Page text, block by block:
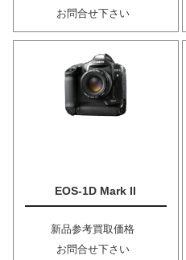
お問合せ下さい
EOS-1D Mark II
新品参考買取価格
お問合せ下さい